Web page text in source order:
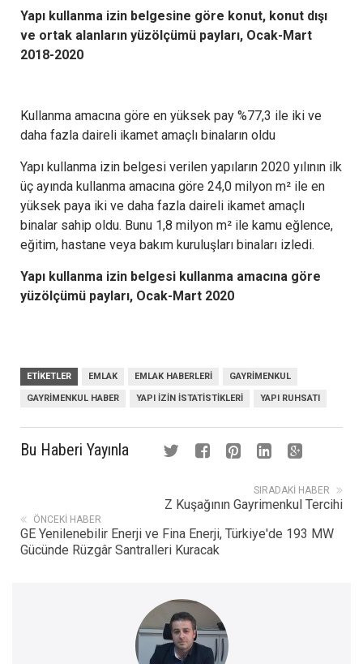
Yapı kullanma izin belgesine göre konut, konut dışı
ve ortak alanların yüzölçümü payları, Ocak-Mart
2018-2020
Kullanma amacına göre en yüksek pay %77,3 ile iki ve
daha fazla daireli ikamet amaçlı binaların oldu
Yapı kullanma izin belgesi verilen yapıların 2020 yılının ilk
üç ayında kullanma amacına göre 24,0 milyon m² ile en
yüksek paya iki ve daha fazla daireli ikamet amaçlı
binalar sahip oldu. Bunu 1,8 milyon m² ile kamu eğlence,
eğitim, hastane veya bakım kuruluşları binaları izledi.
Yapı kullanma izin belgesi kullanma amacına göre
yüzölçümü payları, Ocak-Mart 2020
ETIKETLER EMLAK EMLAK HABERLERI GAYRIMENKUL
GAYRIMENKUL HABER YAPI IZIN ISTATISTIKLERI YAPI RUHSATI
Bu Haberi Yayınla
SIRADAKI HABER
Z Kuşağının Gayrimenkul Tercihi
ÖNCEKI HABER
GE Yenilenebilir Enerji ve Fina Enerji, Türkiye'de 193 MW
Gücünde Rüzgâr Santralleri Kuracak